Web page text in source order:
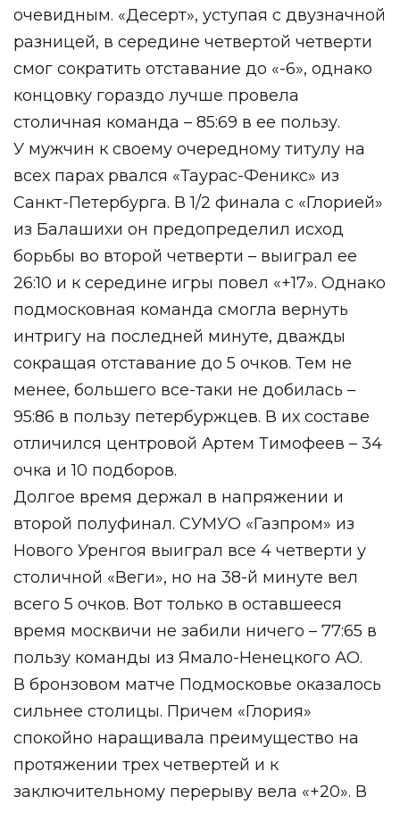
очевидным. «Десерт», уступая с двузначной
разницей, в середине четвертой четверти
смог сократить отставание до «-6», однако
концовку гораздо лучше провела
столичная команда – 85:69 в ее пользу.
У мужчин к своему очередному титулу на
всех парах рвался «Таурас-Феникс» из
Санкт-Петербурга. В 1/2 финала с «Глорией»
из Балашихи он предопределил исход
борьбы во второй четверти – выиграл ее
26:10 и к середине игры повел «+17». Однако
подмосковная команда смогла вернуть
интригу на последней минуте, дважды
сокращая отставание до 5 очков. Тем не
менее, большего все-таки не добилась –
95:86 в пользу петербуржцев. В их составе
отличился центровой Артем Тимофеев – 34
очка и 10 подборов.
Долгое время держал в напряжении и
второй полуфинал. СУМУО «Газпром» из
Нового Уренгоя выиграл все 4 четверти у
столичной «Веги», но на 38-й минуте вел
всего 5 очков. Вот только в оставшееся
время москвичи не забили ничего – 77:65 в
пользу команды из Ямало-Ненецкого АО.
В бронзовом матче Подмосковье оказалось
сильнее столицы. Причем «Глория»
спокойно наращивала преимущество на
протяжении трех четвертей и к
заключительному перерыву вела «+20». В